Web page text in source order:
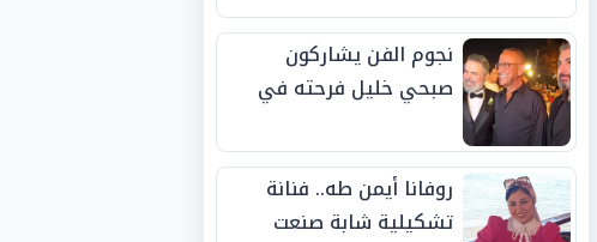
نجوم الفن يشاركون
صبحي خليل فرحته في
روفانا أيمن طه.. فنانة
تشكيلية شابة صنعت